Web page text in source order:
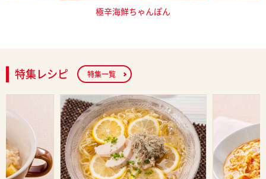
極辛海鮮ちゃんぽん
特集レシピ 特集一覧